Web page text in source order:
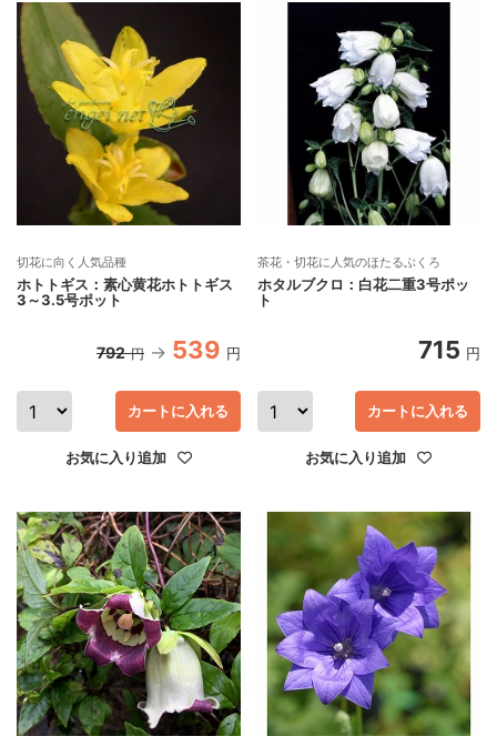
切花に向く人気品種
ホトトギス：素心黄花ホトトギス
3～3.5号ポット
792 円 539 円
カートに入れる
お気に入り追加
茶花・切花に人気のほたるぶくろ
ホタルブクロ：白花二重3号ポッ
ト
715 円
カートに入れる
お気に入り追加